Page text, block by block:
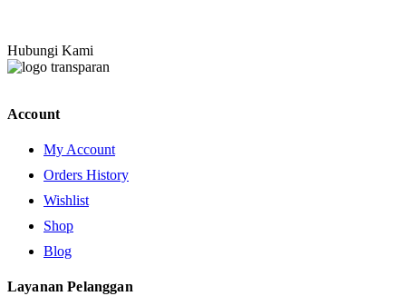
Hubungi Kami
Account
My Account
Orders History
Wishlist
Shop
Blog
Layanan Pelanggan